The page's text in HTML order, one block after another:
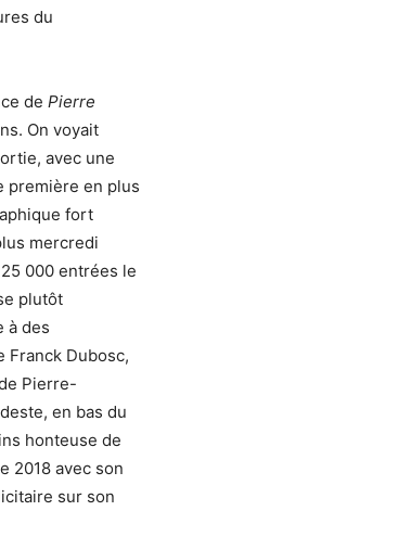
du
de Pierre
On voyait
avec une
première en plus
fort
mercredi
000 entrées le
plutôt
à des
Franck Dubosc,
Pierre-
en bas du
honteuse de
2018 avec son
sur son